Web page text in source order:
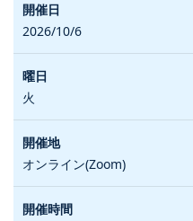
2026/10/6
火
オンライン(Zoom)